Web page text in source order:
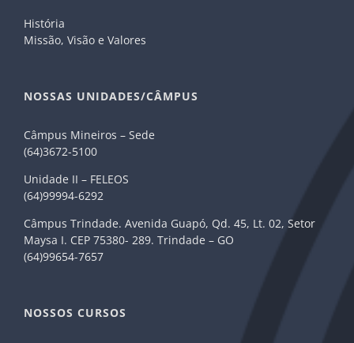
História
Missão, Visão e Valores
NOSSAS UNIDADES/CÂMPUS
Câmpus Mineiros – Sede
(64)3672-5100
Unidade II – FELEOS
(64)99994-6292
Câmpus Trindade. Avenida Guapó, Qd. 45, Lt. 02, Setor
Maysa I. CEP 75380- 289. Trindade – GO
(64)99654-7657
NOSSOS CURSOS